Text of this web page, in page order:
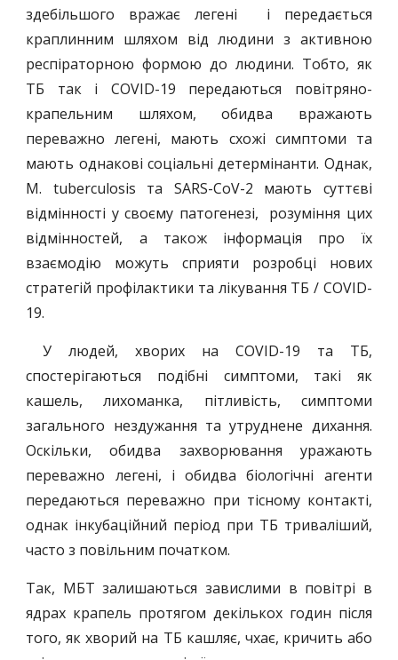
здебільшого вражає легені і передається
краплинним шляхом від людини з активною
респіраторною формою до людини. Тобто, як
ТБ так і COVID-19 передаються повітряно-
крапельним шляхом, обидва вражають
переважно легені, мають схожі симптоми та
мають однакові соціальні детермінанти. Однак,
M. tuberculosis та SARS-CoV-2 мають суттєві
відмінності у своєму патогенезі, розуміння цих
відмінностей, а також інформація про їх
взаємодію можуть сприяти розробці нових
стратегій профілактики та лікування ТБ / COVID-
19.
У людей, хворих на COVID-19 та ТБ,
спостерігаються подібні симптоми, такі як
кашель, лихоманка, пітливість, симптоми
загального нездужання та утруднене дихання.
Оскільки, обидва захворювання уражають
переважно легені, і обидва біологічні агенти
передаються переважно при тісному контакті,
однак інкубаційний період при ТБ триваліший,
часто з повільним початком.
Так, МБТ залишаються завислими в повітрі в
ядрах крапель протягом декількох годин після
того, як хворий на ТБ кашляє, чхає, кричить або